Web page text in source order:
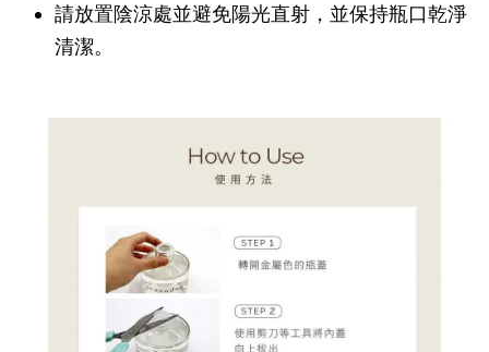
請放置陰涼處並避免陽光直射，並保持瓶口乾淨
清潔。